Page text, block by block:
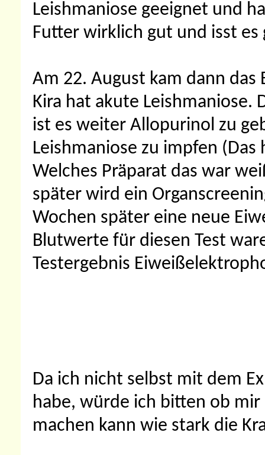
Leishmaniose geeignet und
Futter wirklich gut und isst es
Am 22. August kam dann
Kira hat akute Leishmaniose.
ist es weiter Allopurinol zu
Leishmaniose zu impfen
Welches Präparat das war
später wird ein
Wochen später eine neue
Blutwerte für diesen Test
Testergebnis
Da ich nicht selbst mit dem
habe, würde ich bitten ob
machen kann wie stark die